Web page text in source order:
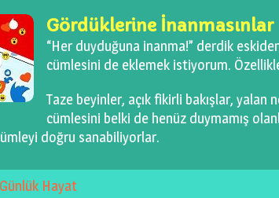
Gördüklerine İnanmasınlar
“Her duyduğuna inanma!” derdik
cümlesini de eklemek istiyorum.
Taze beyinler, açık fikirli bakışlar, yalan
cümlesini belki de henüz duymamış
doğru sanabiliyorlar.
Günlük Hayat